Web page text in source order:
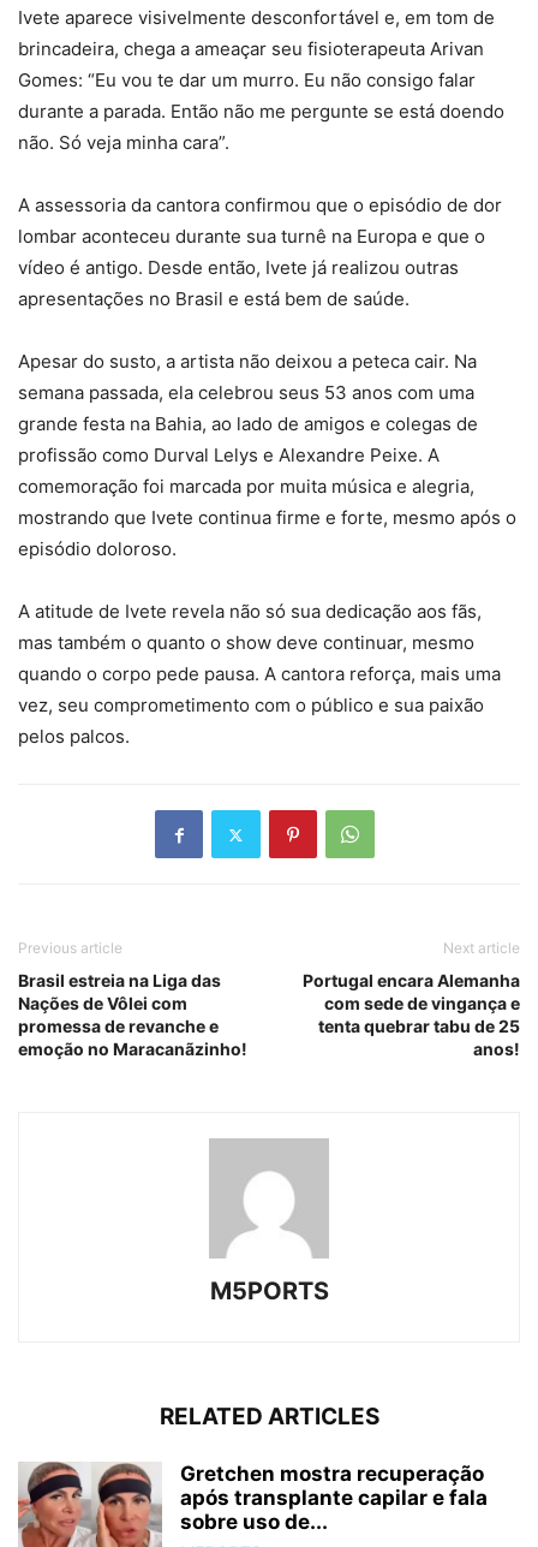
Ivete aparece visivelmente desconfortável e, em tom de
brincadeira, chega a ameaçar seu fisioterapeuta Arivan
Gomes: “Eu vou te dar um murro. Eu não consigo falar
durante a parada. Então não me pergunte se está doendo
não. Só veja minha cara”.
A assessoria da cantora confirmou que o episódio de dor
lombar aconteceu durante sua turnê na Europa e que o
vídeo é antigo. Desde então, Ivete já realizou outras
apresentações no Brasil e está bem de saúde.
Apesar do susto, a artista não deixou a peteca cair. Na
semana passada, ela celebrou seus 53 anos com uma
grande festa na Bahia, ao lado de amigos e colegas de
profissão como Durval Lelys e Alexandre Peixe. A
comemoração foi marcada por muita música e alegria,
mostrando que Ivete continua firme e forte, mesmo após o
episódio doloroso.
A atitude de Ivete revela não só sua dedicação aos fãs,
mas também o quanto o show deve continuar, mesmo
quando o corpo pede pausa. A cantora reforça, mais uma
vez, seu comprometimento com o público e sua paixão
pelos palcos.
Previous article
Brasil estreia na Liga das
Nações de Vôlei com
promessa de revanche e
emoção no Maracanãzinho!
Next article
Portugal encara Alemanha
com sede de vingança e
tenta quebrar tabu de 25
anos!
M5PORTS
RELATED ARTICLES
Gretchen mostra recuperação
após transplante capilar e fala
sobre uso de...